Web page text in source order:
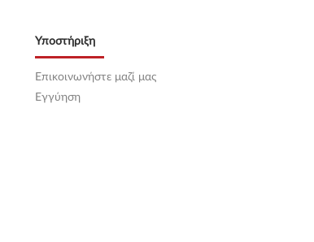
Υποστήριξη
Επικοινωνήστε μαζί μας
Εγγύηση